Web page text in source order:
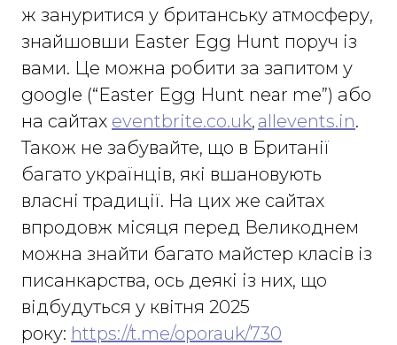
ж зануритися у британську атмосферу,
знайшовши Easter Egg Hunt поруч із
вами. Це можна робити за запитом у
google (“Easter Egg Hunt near me”) або
на сайтах eventbrite.co.uk, allevents.in.
Також не забувайте, що в Британії
багато українців, які вшановують
власні традиції. На цих же сайтах
впродовж місяця перед Великоднем
можна знайти багато майстер класів із
писанкарства, ось деякі із них, що
відбудуться у квітня 2025
року: https://t.me/oporauk/730